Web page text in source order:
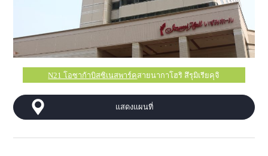
N21 โอซาก้าบิสซิเนสพาร์คสายนากาโฮริ สึรุมิเรียคุจิ
แสดงแผนที่